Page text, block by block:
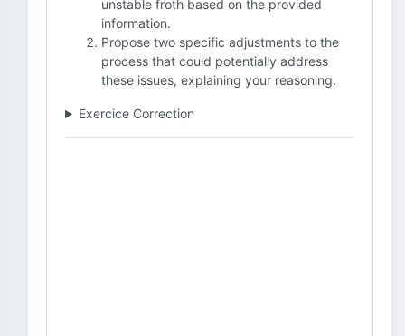
unstable froth based on the provided
information.
Propose two specific adjustments to the
process that could potentially address
these issues, explaining your reasoning.
Exercice Correction